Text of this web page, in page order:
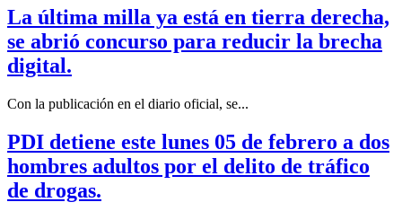
La última milla ya está en tierra derecha,
se abrió concurso para reducir la brecha
digital.
Con la publicación en el diario oficial, se...
PDI detiene este lunes 05 de febrero a dos
hombres adultos por el delito de tráfico
de drogas.